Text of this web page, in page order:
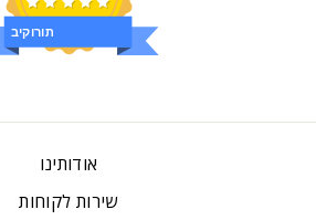
ביקורות
אודותינו
שירות לקוחות